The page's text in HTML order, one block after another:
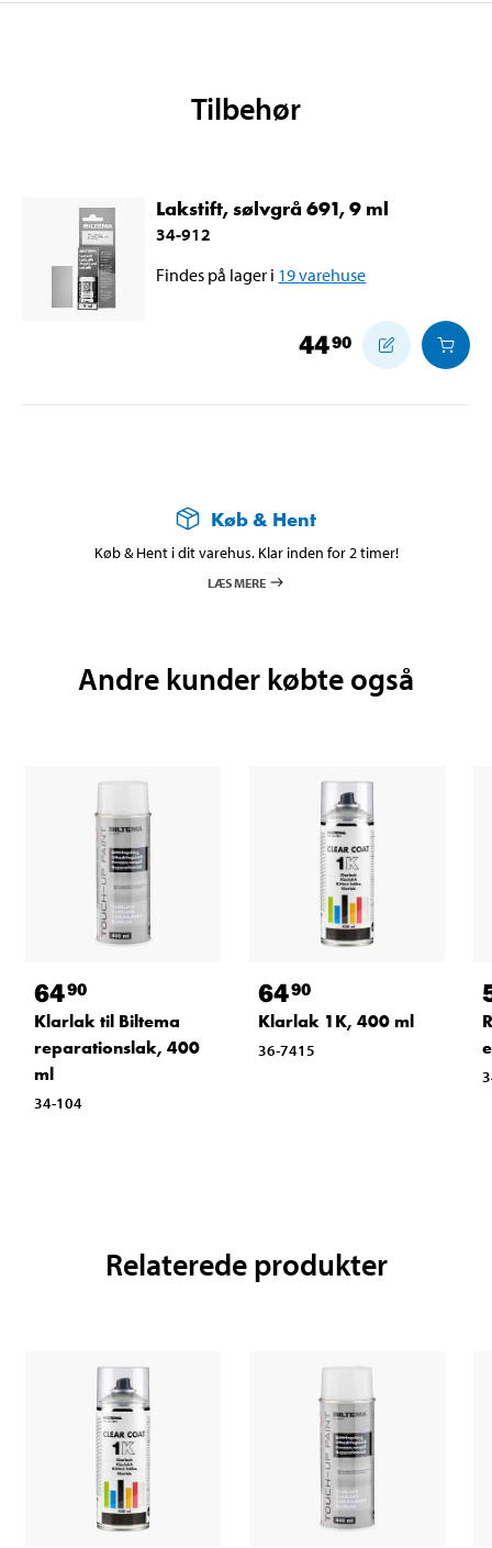
Tilbehør
Lakstift, sølvgrå 691, 9 ml
34-912
Findes på lager i 19varehuse
4490
Køb & Hent
Køb & Hent i dit varehus. Klar inden for 2 timer!
LÆS MERE
Andre kunder købte også
6490
Klarlak til Biltema
reparationslak, 400
ml
34-104
6490
Klarlak 1K, 400 ml
36-7415
Relaterede produkter